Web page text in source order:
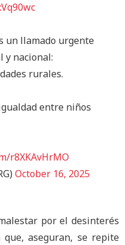
un llamado urgente
y nacional:
rurales.
entre niños
r8XKAvHrMO
October 16, 2025
por el desinterés
aseguran, se repite